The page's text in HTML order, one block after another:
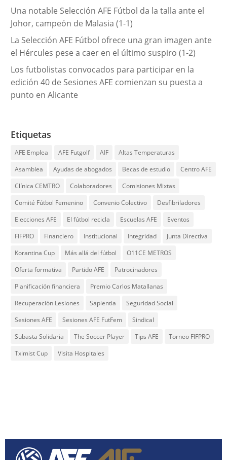
Una notable Selección AFE Fútbol da la talla ante el
Johor, campeón de Malasia (1-1)
La Selección AFE Fútbol ofrece una gran imagen ante
el Hércules pese a caer en el último suspiro (1-2)
Los futbolistas convocados para participar en la
edición 40 de Sesiones AFE comienzan su puesta a
punto en Alicante
Etiquetas
AFE Emplea AFE Futgolf AIF
Altas Temperaturas
Asamblea
Ayudas de abogados Becas de estudio
Centro AFE
Clínica CEMTRO
Colaboradores
Comisiones Mixtas
Comité Fútbol Femenino
Convenio Colectivo
Desfibriladores
Elecciones AFE
El fútbol recicla Escuelas AFE
Eventos
FIFPRO
Financiero Institucional Integridad
Junta Directiva
Korantina Cup
Más allá del fútbol
O11CE METROS
Oferta formativa
Partido AFE
Patrocinadores
Planificación financiera
Premio Carlos Matallanas
Recuperación Lesiones
Sapientia
Seguridad Social
Sesiones AFE
Sesiones AFE FutFem
Sindical
Subasta Solidaria
The Soccer Player Tips AFE
Torneo FIFPRO
Tximist Cup
Visita Hospitales